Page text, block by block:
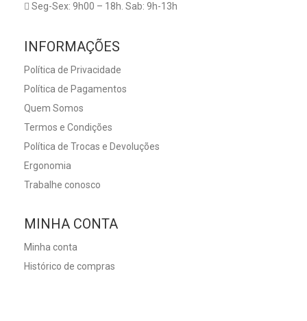
Seg-Sex: 9h00 – 18h. Sab: 9h-13h
INFORMAÇÕES
Política de Privacidade
Política de Pagamentos
Quem Somos
Termos e Condições
Política de Trocas e Devoluções
Ergonomia
Trabalhe conosco
MINHA CONTA
Minha conta
Histórico de compras